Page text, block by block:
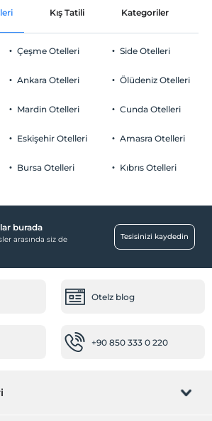
Ortak alanlar ve tüm odalar
Ücretsiz Özel Otopark
ücretsizdir.
Kış Tatili Kategoriler
Çeşme Otelleri
Ankara Otelleri
Mardin Otelleri
Eskişehir Otelleri
Bursa Otelleri
Side Otelleri
Ölüdeniz Otelleri
Cunda Otelleri
Amasra Otelleri
Kıbrıs Otelleri
burada
arasında siz de
Tesisinizi kaydedin
Otelz blog
+90 850 333 0 220